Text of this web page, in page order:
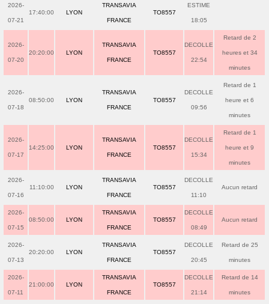
2026-
07-21
17:40:00 LYON
TRANSAVIA
FRANCE
TO8557
ESTIME
18:05
2026-
07-20
20:20:00 LYON
TRANSAVIA
FRANCE
TO8557
DECOLLE
22:54
Retard de 2
heures et 34
minutes
2026-
07-18
08:50:00 LYON
TRANSAVIA
FRANCE
TO8557
DECOLLE
09:56
Retard de 1
heure et 6
minutes
2026-
07-17
14:25:00 LYON
TRANSAVIA
FRANCE
TO8557
DECOLLE
15:34
Retard de 1
heure et 9
minutes
2026-
07-16
11:10:00 LYON
TRANSAVIA
FRANCE
TO8557
DECOLLE
11:10
Aucun retard
2026-
07-15
08:50:00 LYON
TRANSAVIA
FRANCE
TO8557
DECOLLE
08:49
Aucun retard
2026-
07-13
20:20:00 LYON
TRANSAVIA
FRANCE
TO8557
DECOLLE
20:45
Retard de 25
minutes
2026-
07-11
21:00:00 LYON
TRANSAVIA
FRANCE
TO8557
DECOLLE
21:14
Retard de 14
minutes